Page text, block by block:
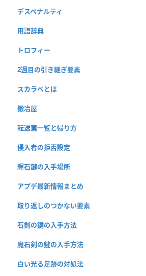
デスペナルティ
用語辞典
トロフィー
2週目の引き継ぎ要素
スカラベとは
鍛冶屋
転送罠一覧と帰り方
侵入者の拒否設定
輝石鍵の入手場所
アプデ最新情報まとめ
取り返しのつかない要素
石剣の鍵の入手方法
魔石剣の鍵の入手方法
白い光る足跡の対処法